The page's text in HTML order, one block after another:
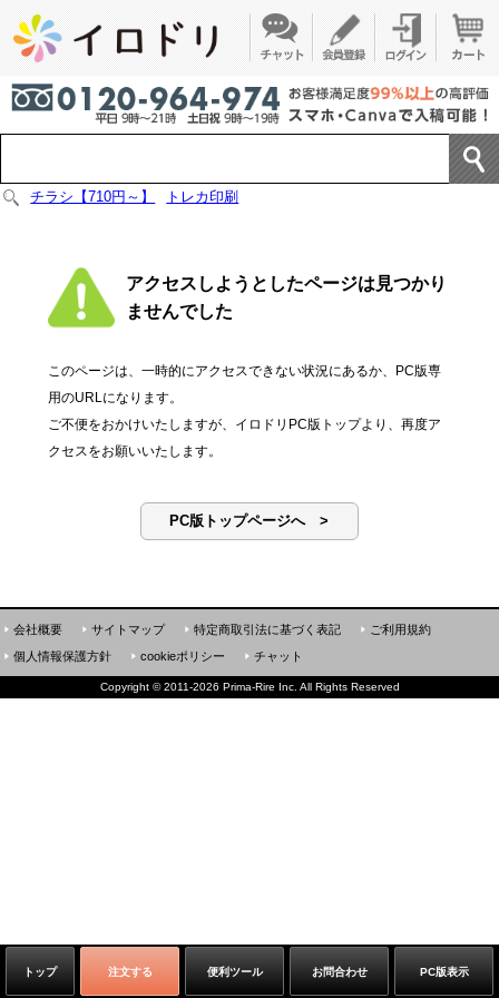
チラシ【710円～】 トレカ印刷
アクセスしようとしたページは見つかり
ませんでした
このページは、一時的にアクセスできない状況にあるか、PC版専
用のURLになります。
ご不便をおかけいたしますが、イロドリPC版トップより、再度ア
クセスをお願いいたします。
PC版トップページへ >
トップ 注文する 便利ツール お問合わせ PC版表示
会社概要 サイトマップ 特定商取引法に基づく表記
ご利用規約
個人情報保護方針
cookieポリシー チャット
Copyright ©2011-2026 Prima-Rire Inc. All Rights Reserved